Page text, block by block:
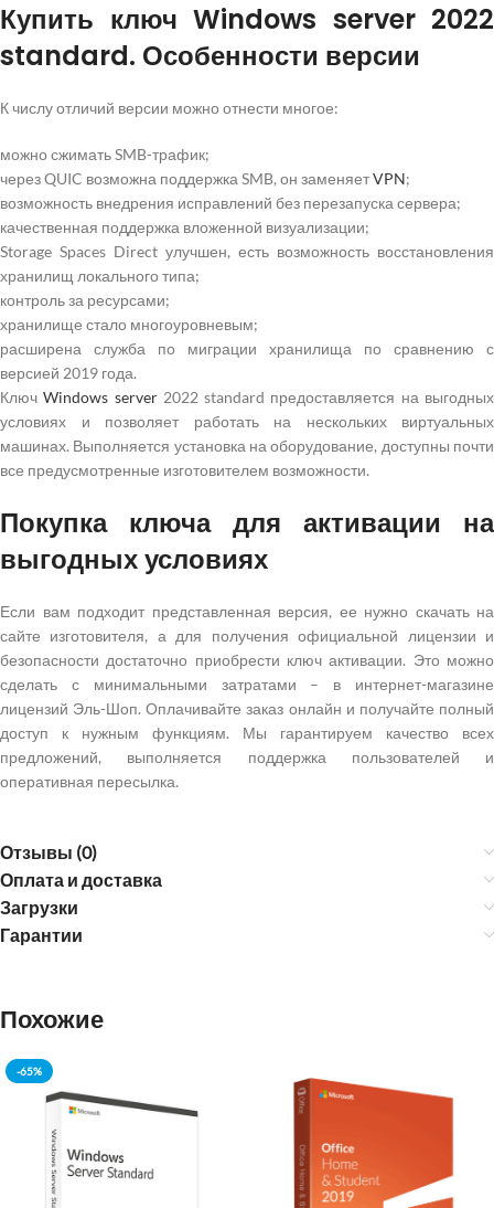
Купить ключ Windows server 2022
standard. Особенности версии
К числу отличий версии можно отнести многое:
можно сжимать SMB-трафик;
через QUIC возможна поддержка SMB, он заменяетVPN;
возможность внедрения исправлений без перезапуска сервера;
качественная поддержка вложенной визуализации;
Storage Spaces Direct улучшен, есть возможность восстановления
хранилищ локального типа;
контроль за ресурсами;
хранилище стало многоуровневым;
расширена служба по миграции хранилища по сравнению с
версией 2019 года.
КлючWindows server2022 standard предоставляется на выгодных
условиях и позволяет работать на нескольких виртуальных
машинах. Выполняется установка на оборудование, доступны почти
все предусмотренные изготовителем возможности.
Покупка ключа для активации на
выгодных условиях
Если вам подходит представленная версия, ее нужно скачать на
сайте изготовителя, а для получения официальной лицензии и
безопасности достаточно приобрести ключ активации. Это можно
сделать с минимальными затратами – в интернет-магазине
лицензий Эль-Шоп. Оплачивайте заказ онлайн и получайте полный
доступ к нужным функциям. Мы гарантируем качество всех
предложений, выполняется поддержка пользователей и
оперативная пересылка.
Отзывы (0)
Оплата и доставка
Загрузки
Гарантии
Похожие
-65%